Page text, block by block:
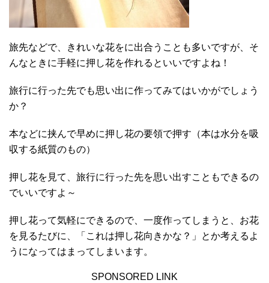
旅先などで、きれいな花をに出合うことも多いですが、そ
んなときに手軽に押し花を作れるといいですよね！
旅行に行った先でも思い出に作ってみてはいかがでしょう
か？
本などに挟んで早めに押し花の要領で押す（本は水分を吸
収する紙質のもの）
押し花を見て、旅行に行った先を思い出すこともできるの
でいいですよ～
押し花って気軽にできるので、一度作ってしまうと、お花
を見るたびに、「これは押し花向きかな？」とか考えるよ
うになってはまってしまいます。
SPONSORED LINK